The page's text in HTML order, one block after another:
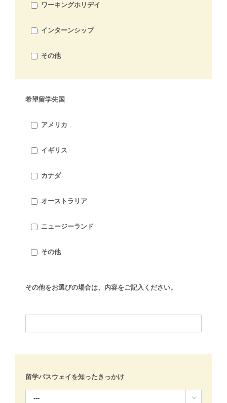
ワーキングホリデイ
インターンシップ
その他
希望留学先国
アメリカ
イギリス
カナダ
オーストラリア
ニュージーランド
その他
その他をお選びの場合は、内容をご記入ください。
留学パスウェイを知ったきっかけ
